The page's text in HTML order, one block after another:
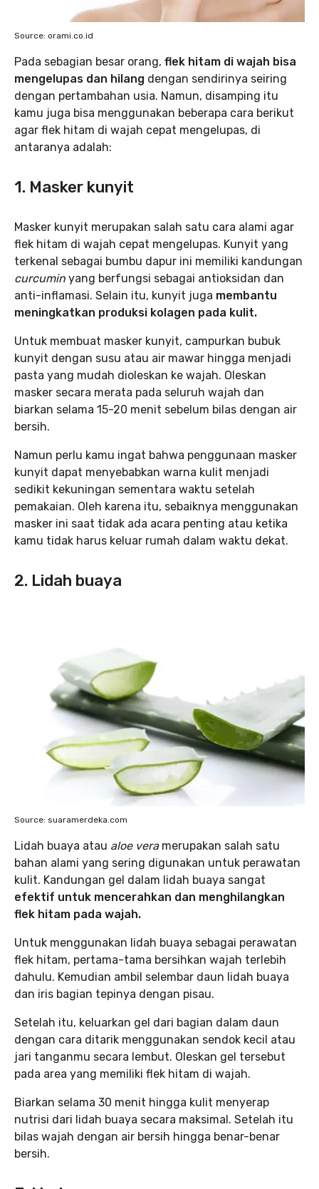
Source: orami.co.id
Pada sebagian besar orang, flek hitam di wajah bisa
mengelupas dan hilang dengan sendirinya seiring
dengan pertambahan usia. Namun, disamping itu
kamu juga bisa menggunakan beberapa cara berikut
agar flek hitam di wajah cepat mengelupas, di
antaranya adalah:
1. Masker kunyit
Masker kunyit merupakan salah satu cara alami agar
flek hitam di wajah cepat mengelupas. Kunyit yang
terkenal sebagai bumbu dapur ini memiliki kandungan
curcumin yang berfungsi sebagai antioksidan dan
anti-inflamasi. Selain itu, kunyit juga membantu
meningkatkan produksi kolagen pada kulit.
Untuk membuat masker kunyit, campurkan bubuk
kunyit dengan susu atau air mawar hingga menjadi
pasta yang mudah dioleskan ke wajah. Oleskan
masker secara merata pada seluruh wajah dan
biarkan selama 15-20 menit sebelum bilas dengan air
bersih.
Namun perlu kamu ingat bahwa penggunaan masker
kunyit dapat menyebabkan warna kulit menjadi
sedikit kekuningan sementara waktu setelah
pemakaian. Oleh karena itu, sebaiknya menggunakan
masker ini saat tidak ada acara penting atau ketika
kamu tidak harus keluar rumah dalam waktu dekat.
2. Lidah buaya
Source: suaramerdeka.com
Lidah buaya atau aloe veramerupakan salah satu
bahan alami yang sering digunakan untuk perawatan
kulit. Kandungan gel dalam lidah buaya sangat
efektif untuk mencerahkan dan menghilangkan
flek hitam pada wajah.
Untuk menggunakan lidah buaya sebagai perawatan
flek hitam, pertama-tama bersihkan wajah terlebih
dahulu. Kemudian ambil selembar daun lidah buaya
dan iris bagian tepinya dengan pisau.
Setelah itu, keluarkan gel dari bagian dalam daun
dengan cara ditarik menggunakan sendok kecil atau
jari tanganmu secara lembut. Oleskan gel tersebut
pada area yang memiliki flek hitam di wajah.
Biarkan selama 30 menit hingga kulit menyerap
nutrisi dari lidah buaya secara maksimal. Setelah itu
bilas wajah dengan air bersih hingga benar-benar
bersih.